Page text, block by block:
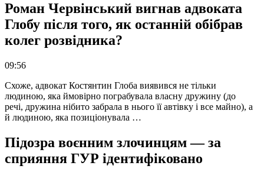
Роман Червінський вигнав адвоката
Глобу після того, як останній обібрав
колег розвідника?
09:56
Схоже, адвокат Костянтин Глоба виявився не тільки
людиною, яка ймовірно пограбувала власну дружину (до
речі, дружина нібито забрала в нього її автівку і все майно), а
й людиною, яка позиціонувала …
Підозра воєнним злочинцям — за
сприяння ГУР ідентифіковано